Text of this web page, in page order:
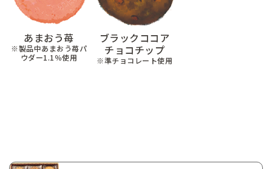
あまおう苺
※製品中あまおう苺パ
ウダー1.1％使用
ブラックココア
チョコチップ
※準チョコレート使用